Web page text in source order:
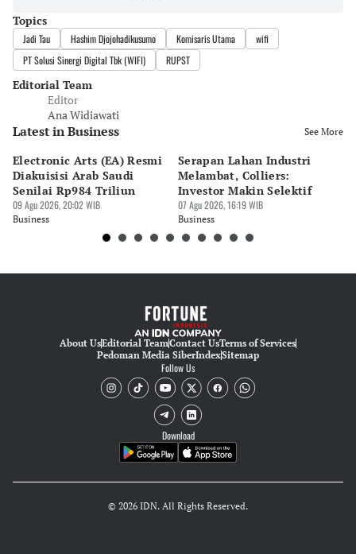
Topics
Jadi Tau Hashim Djojohadikusumo Komisaris Utama
wifi
PT Solusi Sinergi Digital Tbk (WIFI)
RUPST
Editorial Team
Editor
Ana Widiawati
Latest in Business See More
Electronic Arts (EA) Resmi
Diakuisisi Arab Saudi
Senilai Rp984 Triliun
09 Agu 2026, 20:02 WIB
Business
Serapan Lahan Industri
Melambat, Colliers:
Investor Makin Selektif
07 Agu 2026, 16:19 WIB
Business
About UsEditorial TeamContact UsTerms of Services
Pedoman Media SiberIndexSitemap
Follow Us
Download
© 2026 IDN. All Rights Reserved.